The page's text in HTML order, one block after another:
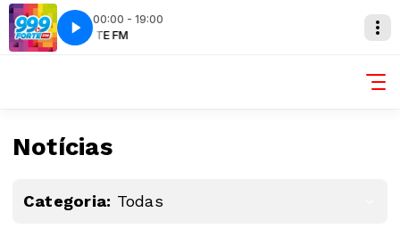
00:00 - 19:00
FORTE FM
Notícias
Categoria: Todas